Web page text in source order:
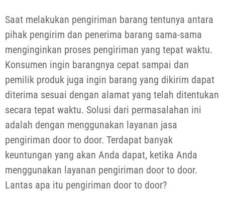
Saat melakukan pengiriman barang tentunya antara
pihak pengirim dan penerima barang sama-sama
menginginkan proses pengiriman yang tepat waktu.
Konsumen ingin barangnya cepat sampai dan
pemilik produk juga ingin barang yang dikirim dapat
diterima sesuai dengan alamat yang telah ditentukan
secara tepat waktu. Solusi dari permasalahan ini
adalah dengan menggunakan layanan jasa
pengiriman door to door. Terdapat banyak
keuntungan yang akan Anda dapat, ketika Anda
menggunakan layanan pengiriman door to door.
Lantas apa itu pengiriman door to door?